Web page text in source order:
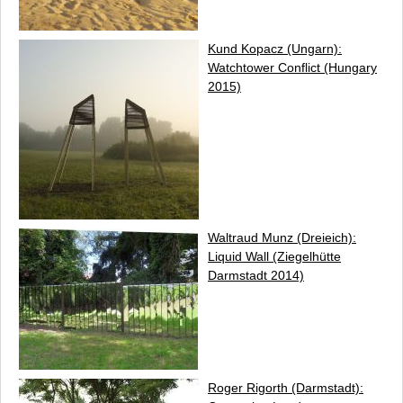
Kund Kopacz (Ungarn):
Watchtower Conflict (Hungary
2015)
Waltraud Munz (Dreieich):
Liquid Wall (Ziegelhütte
Darmstadt 2014)
Roger Rigorth (Darmstadt):